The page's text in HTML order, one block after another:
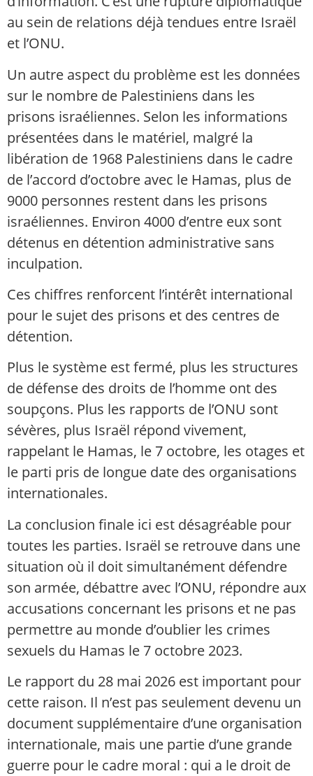
au sein de relations déjà tendues entre Israël
et l’ONU.
Un autre aspect du problème est les données
sur le nombre de Palestiniens dans les
prisons israéliennes. Selon les informations
présentées dans le matériel, malgré la
libération de 1968 Palestiniens dans le cadre
de l’accord d’octobre avec le Hamas, plus de
9000 personnes restent dans les prisons
israéliennes. Environ 4000 d’entre eux sont
détenus en détention administrative sans
inculpation.
Ces chiffres renforcent l’intérêt international
pour le sujet des prisons et des centres de
détention.
Plus le système est fermé, plus les structures
de défense des droits de l’homme ont des
soupçons. Plus les rapports de l’ONU sont
sévères, plus Israël répond vivement,
rappelant le Hamas, le 7 octobre, les otages et
le parti pris de longue date des organisations
internationales.
La conclusion finale ici est désagréable pour
toutes les parties. Israël se retrouve dans une
situation où il doit simultanément défendre
son armée, débattre avec l’ONU, répondre aux
accusations concernant les prisons et ne pas
permettre au monde d’oublier les crimes
sexuels du Hamas le 7 octobre 2023.
Le rapport du 28 mai 2026 est important pour
cette raison. Il n’est pas seulement devenu un
document supplémentaire d’une organisation
internationale, mais une partie d’une grande
guerre pour le cadre moral : qui a le droit de